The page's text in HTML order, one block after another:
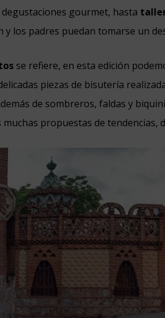
gourmet, hasta
los padres puedan tomarse un
se refiere, en esta edición
piezas de bisutería
de sombreros, faldas y
propuestas de tendencias,